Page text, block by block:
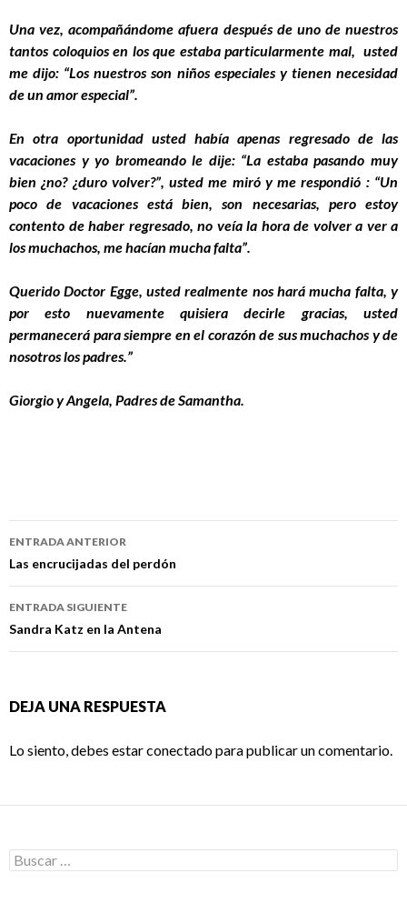
Una vez, acompañándome afuera después de uno de nuestros
tantos coloquios en los que estaba particularmente mal, usted
me dijo: “Los nuestros son niños especiales y tienen necesidad
de un amor especial”.
En otra oportunidad usted había apenas regresado de las
vacaciones y yo bromeando le dije: “La estaba pasando muy
bien ¿no? ¿duro volver?”, usted me miró y me respondió : “Un
poco de vacaciones está bien, son necesarias, pero estoy
contento de haber regresado, no veía la hora de volver a ver a
los muchachos, me hacían mucha falta”.
Querido Doctor Egge, usted realmente nos hará mucha falta, y
por esto nuevamente quisiera decirle gracias, usted
permanecerá para siempre en el corazón de sus muchachos y de
nosotros los padres.”
Giorgio y Angela, Padres de Samantha.
Navegación
de
entradas
ENTRADA ANTERIOR
Las encrucijadas del perdón
ENTRADA SIGUIENTE
Sandra Katz en la Antena
DEJA UNA RESPUESTA
Lo siento, debes estarconectadopara publicar un comentario.
Buscar: